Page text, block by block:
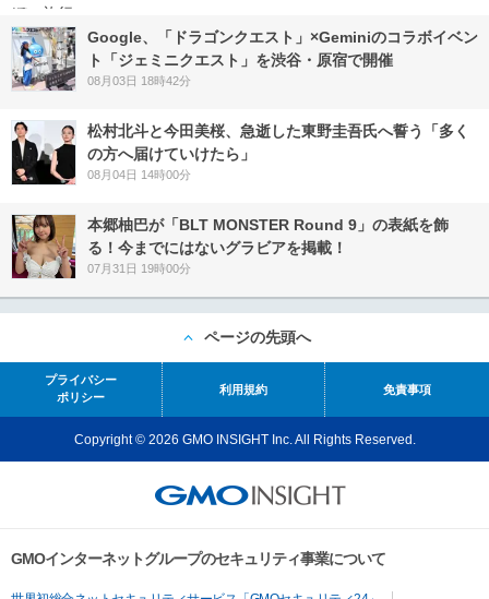
Google、「ドラゴンクエスト」×Geminiのコラボイベン
ト「ジェミニクエスト」を渋谷・原宿で開催
08月03日 18時42分
松村北斗と今田美桜、急逝した東野圭吾氏へ誓う「多く
の方へ届けていけたら」
08月04日 14時00分
本郷柚巴が「BLT MONSTER Round 9」の表紙を飾
る！今までにはないグラビアを掲載！
07月31日 19時00分
ページの先頭へ
プライバシー
ポリシー
利用規約 免責事項
Copyright © 2026 GMO INSIGHT Inc. All Rights Reserved.
GMOインターネットグループのセキュリティ事業について